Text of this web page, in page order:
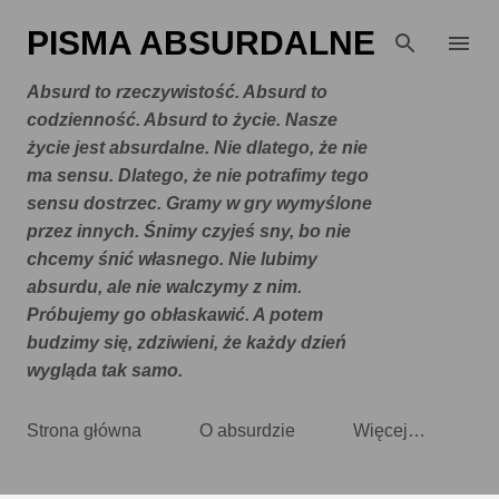
Przejdź do głównej zawartości
PISMA ABSURDALNE
Absurd to rzeczywistość. Absurd to
codzienność. Absurd to życie. Nasze
życie jest absurdalne. Nie dlatego, że nie
ma sensu. Dlatego, że nie potrafimy tego
sensu dostrzec. Gramy w gry wymyślone
przez innych. Śnimy czyjeś sny, bo nie
chcemy śnić własnego. Nie lubimy
absurdu, ale nie walczymy z nim.
Próbujemy go obłaskawić. A potem
budzimy się, zdziwieni, że każdy dzień
wygląda tak samo.
Strona główna O absurdzie Więcej…